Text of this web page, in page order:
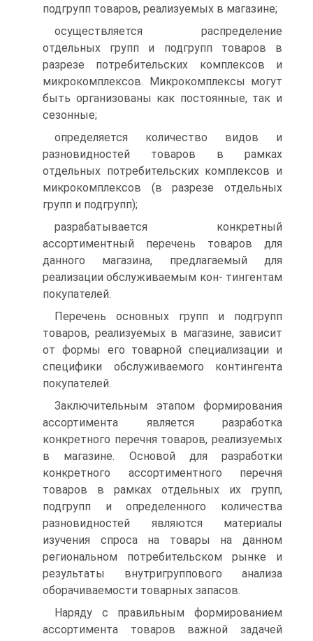
подгрупп товаров, реализуемых в магазине;
осуществляется распределение
отдельных групп и подгрупп товаров в
разрезе потребительских комплексов и
микрокомплексов. Микрокомплексы могут
быть организованы как постоянные, так и
сезонные;
определяется количество видов и
разновидностей товаров в рамках
отдельных потребительских комплексов и
микрокомплексов (в разрезе отдельных
групп и подгрупп);
разрабатывается конкретный
ассортиментный перечень товаров для
данного магазина, предлагаемый для
реализации обслуживаемым кон- тингентам
покупателей.
Перечень основных групп и подгрупп
товаров, реализуемых в магазине, зависит
от формы его товарной специализации и
специфики обслуживаемого контингента
покупателей.
Заключительным этапом формирования
ассортимента является разработка
конкретного перечня товаров, реализуемых
в магазине. Основой для разработки
конкретного ассортиментного перечня
товаров в рамках отдельных их групп,
подгрупп и определенного количества
разновидностей являются материалы
изучения спроса на товары на данном
региональном потребительском рынке и
результаты внутригруппового анализа
оборачиваемости товарных запасов.
Наряду с правильным формированием
ассортимента товаров важной задачей